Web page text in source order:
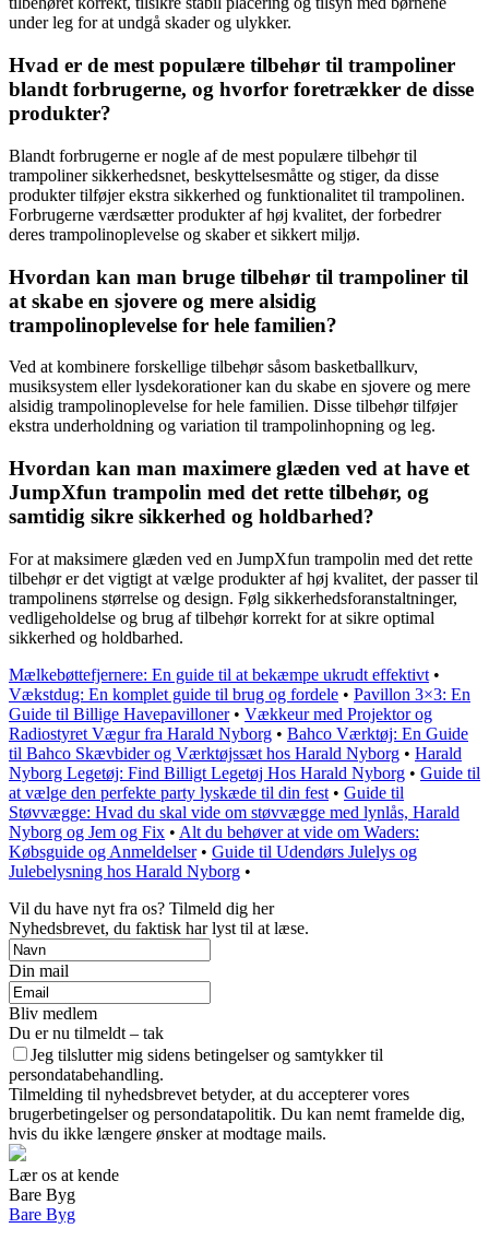
under leg for at undgå skader og ulykker.
Hvad er de mest populære tilbehør til trampoliner
blandt forbrugerne, og hvorfor foretrækker de disse
produkter?
Blandt forbrugerne er nogle af de mest populære tilbehør til
trampoliner sikkerhedsnet, beskyttelsesmåtte og stiger, da disse
produkter tilføjer ekstra sikkerhed og funktionalitet til trampolinen.
Forbrugerne værdsætter produkter af høj kvalitet, der forbedrer
deres trampolinoplevelse og skaber et sikkert miljø.
Hvordan kan man bruge tilbehør til trampoliner til
at skabe en sjovere og mere alsidig
trampolinoplevelse for hele familien?
Ved at kombinere forskellige tilbehør såsom basketballkurv,
musiksystem eller lysdekorationer kan du skabe en sjovere og mere
alsidig trampolinoplevelse for hele familien. Disse tilbehør tilføjer
ekstra underholdning og variation til trampolinhopning og leg.
Hvordan kan man maximere glæden ved at have et
JumpXfun trampolin med det rette tilbehør, og
samtidig sikre sikkerhed og holdbarhed?
For at maksimere glæden ved en JumpXfun trampolin med det rette
tilbehør er det vigtigt at vælge produkter af høj kvalitet, der passer til
trampolinens størrelse og design. Følg sikkerhedsforanstaltninger,
vedligeholdelse og brug af tilbehør korrekt for at sikre optimal
sikkerhed og holdbarhed.
Mælkebøttefjernere: En guide til at bekæmpe ukrudt effektivt •
Vækstdug: En komplet guide til brug og fordele • Pavillon 3×3: En
Guide til Billige Havepavilloner• Vækkeur med Projektor og
Radiostyret Vægur fra Harald Nyborg • Bahco Værktøj: En Guide
til Bahco Skævbider og Værktøjssæt hos Harald Nyborg • Harald
Nyborg Legetøj: Find Billigt Legetøj Hos Harald Nyborg • Guide til
at vælge den perfekte party lyskæde til din fest • Guide til
Støvvægge: Hvad du skal vide om støvvægge med lynlås, Harald
Nyborg og Jem og Fix • Alt du behøver at vide om Waders:
Købsguide og Anmeldelser• Guide til Udendørs Julelys og
Julebelysning hos Harald Nyborg •
Vil du have nyt fra os? Tilmeld dig her
Nyhedsbrevet, du faktisk har lyst til at læse.
Din mail
Bliv medlem
Du er nu tilmeldt – tak
Jeg tilslutter mig sidens betingelser og samtykker til
persondatabehandling.
Tilmelding til nyhedsbrevet betyder, at du accepterer vores
brugerbetingelser og persondatapolitik. Du kan nemt framelde dig,
hvis du ikke længere ønsker at modtage mails.
Lær os at kende
Bare Byg
Bare Byg